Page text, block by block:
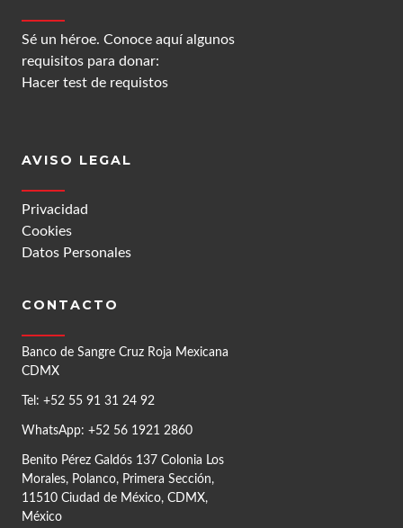
Sé un héroe. Conoce aquí algunos
requisitos para donar:
Hacer test de requistos
AVISO LEGAL
Privacidad
Cookies
Datos Personales
CONTACTO
Banco de Sangre Cruz Roja Mexicana
CDMX
Tel: +52 55 91 31 24 92
WhatsApp: +52 56 1921 2860
Benito Pérez Galdós 137 Colonia Los
Morales, Polanco, Primera Sección,
11510 Ciudad de México, CDMX,
México